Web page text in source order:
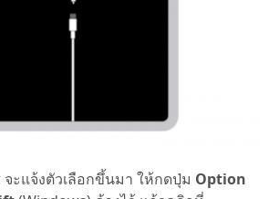
จะแจ้งตัวเลือกขึ้นมา ให้กดปุ่ม Option